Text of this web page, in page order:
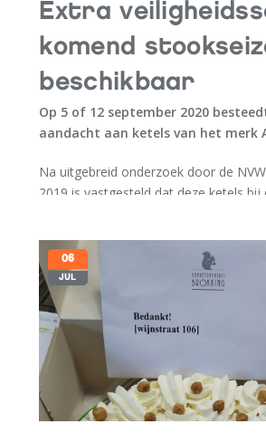
Extra
komend
beschikbaar
Op 5 of 12 september 2020
aandacht aan ketels van het merk
Na uitgebreid onderzoek door de
2019 is vastgesteld dat deze ketels bij
LEES MEER
06
JUL